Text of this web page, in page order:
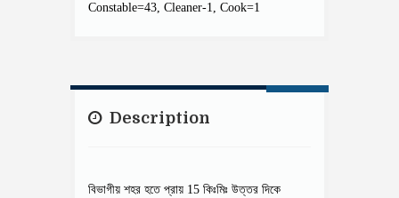
Constable=43, Cleaner-1, Cook=1
Description
বিভাগীয় শহর হতে প্রায় 15 কিঃমিঃ উত্তর দিকে